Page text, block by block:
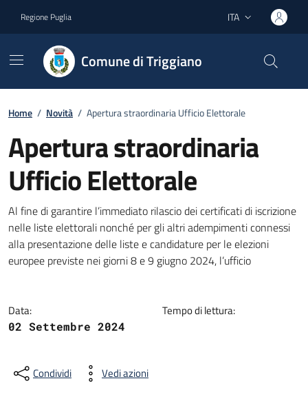
Regione Puglia Lingua attiva:
ITA
Comune di Triggiano
Home / Novità / Apertura straordinaria Ufficio Elettorale
Apertura straordinaria
Ufficio Elettorale
Dettagli della notizia
Al fine di garantire l’immediato rilascio dei certificati di iscrizione
nelle liste elettorali nonché per gli altri adempimenti connessi
alla presentazione delle liste e candidature per le elezioni
europee previste nei giorni 8 e 9 giugno 2024, l’ufficio
Data:
02 Settembre 2024
Tempo di lettura:
Condividi Vedi azioni